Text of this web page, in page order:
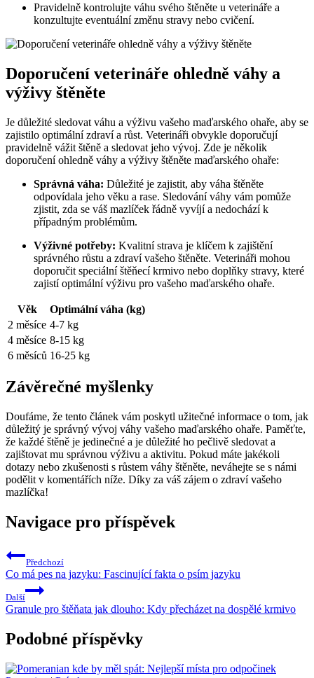
Pravidelně kontrolujte váhu svého štěněte u veterináře a
konzultujte eventuální změnu stravy nebo cvičení.
Doporučení veterináře ohledně váhy a
výživy štěněte
Je důležité sledovat váhu a výživu vašeho maďarského ohaře, aby se
zajistilo optimální zdraví a růst. Veterináři obvykle doporučují
pravidelně vážit štěně a sledovat jeho vývoj. Zde je několik
doporučení ohledně váhy a výživy štěněte maďarského ohaře:
Správná váha: Důležité je zajistit, aby váha štěněte
odpovídala jeho věku a rase. Sledování váhy vám pomůže
zjistit, zda se váš mazlíček řádně vyvíjí a nedochází k
případným problémům.
Výživné potřeby: Kvalitní strava je klíčem k zajištění
správného růstu a zdraví vašeho štěněte. Veterináři mohou
doporučit speciální štěňecí krmivo nebo doplňky stravy, které
zajistí optimální výživu pro vašeho maďarského ohaře.
Věk
Optimální váha (kg)
2 měsíce 4-7 kg
4 měsíce 8-15 kg
6 měsíců 16-25 kg
Závěrečné myšlenky
Doufáme, že tento článek vám poskytl užitečné informace o tom, jak
důležitý je správný vývoj váhy vašeho maďarského ohaře. Paměťte,
že každé štěně je jedinečné a je důležité ho pečlivě sledovat a
zajištovat mu správnou výživu a aktivitu. Pokud máte jakékoli
dotazy nebo zkušenosti s růstem váhy štěněte, neváhejte se s námi
podělit v komentářích níže. Díky za váš zájem o zdraví vašeho
mazlíčka!
Navigace pro příspěvek
Předchozí
Co má pes na jazyku: Fascinující fakta o psím jazyku
Další
Granule pro štěňata jak dlouho: Kdy přecházet na dospělé krmivo
Podobné příspěvky